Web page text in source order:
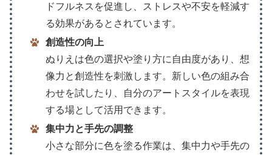
ドフルネスを促進し、ストレスや不安を軽減す
る効果があるとされています。
創造性の向上
ぬりえは色の選択や塗り方に自由度があり、想
像力と創造性を刺激します。新しい色の組み合
わせを試したり、自分のアートスタイルを表現
する場として活用できます。
集中力と手先の調整
小さな部分に色を塗る作業は、集中力や手先の